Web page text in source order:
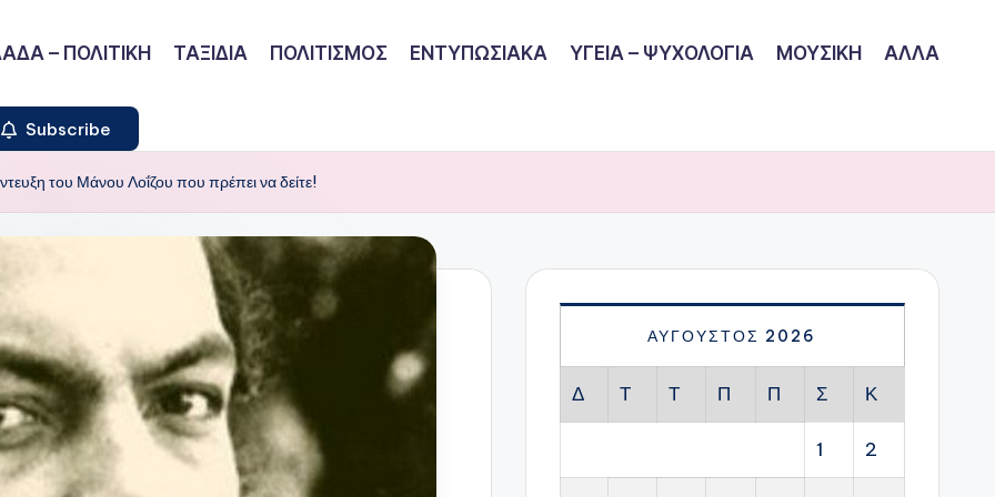
– ΠΟΛΙΤΙΚΗ ΤΑΞΙΔΙΑ ΠΟΛΙΤΙΣΜΟΣ ΕΝΤΥΠΩΣΙΑΚΑ ΥΓΕΙΑ – ΨΥΧΟΛΟΓΙΑ ΜΟΥΣΙΚΗ ΑΛΛΑ
Subscribe
του Μάνου Λοΐζου που πρέπει να δείτε!
ΑΎΓΟΥΣΤΟΣ 2026
Δ Τ Τ Π Π Σ Κ
1 2